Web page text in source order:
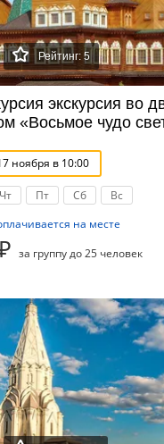
Рейтинг: 5
экскурсия во
«Восьмое чудо
ноября в 10:00
Чт Пт Сб
Вс
на месте
за группу до 25 человек